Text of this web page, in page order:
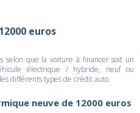
euros
selon que la voiture à financer soit un
électrique / hybride, neuf ou
différents types de crédit auto.
neuve de 12000 euros